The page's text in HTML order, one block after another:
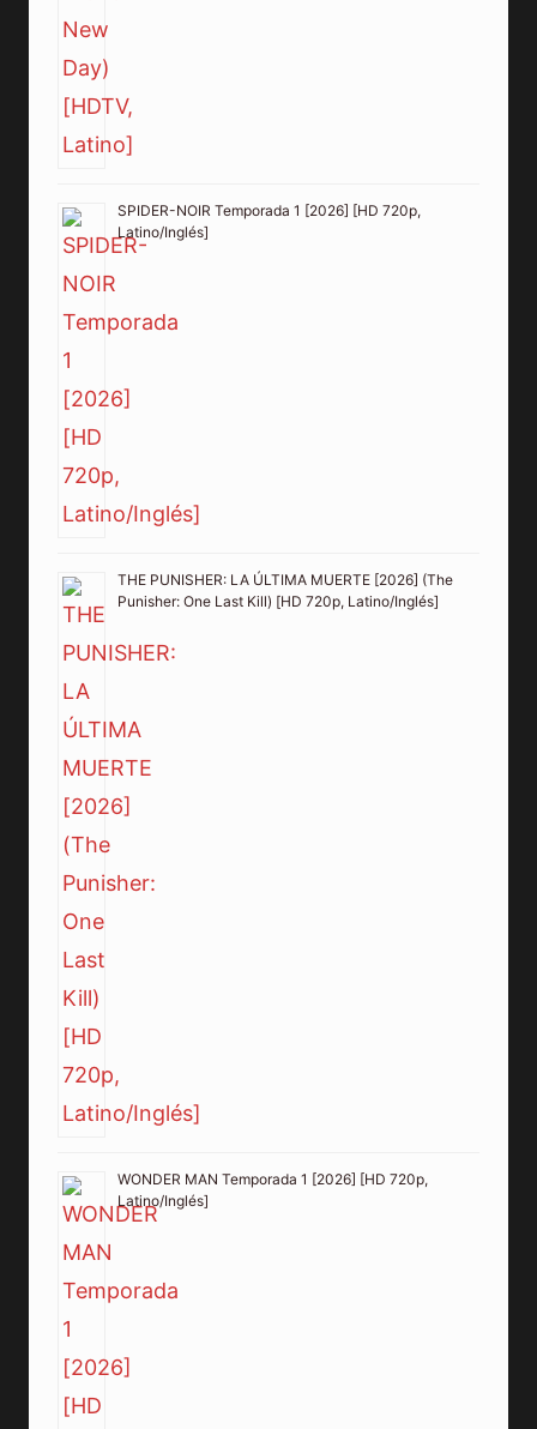
SPIDER-NOIR Temporada 1 [2026] [HD 720p,
Latino/Inglés]
THE PUNISHER: LA ÚLTIMA MUERTE [2026] (The
Punisher: One Last Kill) [HD 720p, Latino/Inglés]
WONDER MAN Temporada 1 [2026] [HD 720p,
Latino/Inglés]